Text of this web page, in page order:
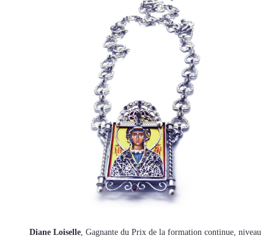
Diane Loiselle, Gagnante du Prix de la formation continue, niveau